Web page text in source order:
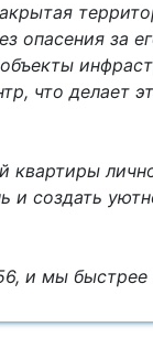
опасения за
что делает
квартиры
и создать
и мы